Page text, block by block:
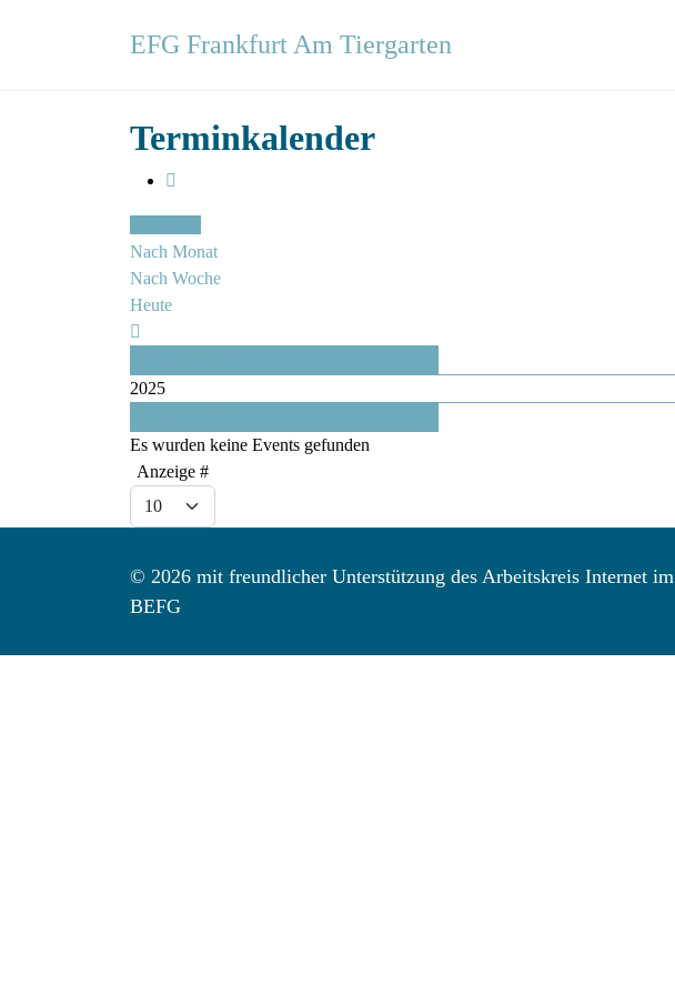
EFG Frankfurt Am Tiergarten
Terminkalender
Nach Monat
Nach Woche
Heute
2025
Es wurden keine Events gefunden
Limite der Paginierungsliste
Anzeige #
© 2026 mit freundlicher Unterstützung des Arbeitskreis Internet im
BEFG